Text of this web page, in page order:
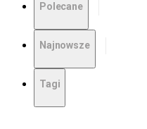
Polecane
Najnowsze
Tagi